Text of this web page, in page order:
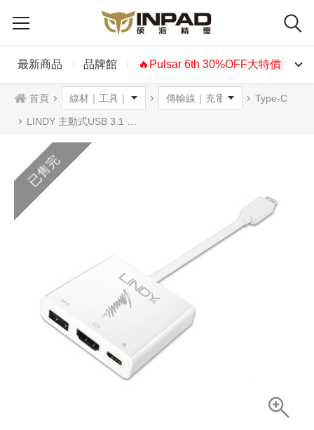
最新商品 品牌館 🔥Pulsar 6th 30%OFF大特價🔥
首頁 Type-C
LINDY 主動式USB 3.1 Type-C to HDMI / HUB / PD 三合一轉接盒
已售完